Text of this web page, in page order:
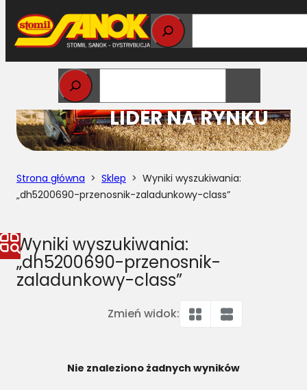
Przejdź
do
treści
STOMIL
LIDER NA RYNKU
Strona główna > Sklep > Wyniki wyszukiwania:
„dh5200690-przenosnik-zaladunkowy-class”
Wyniki wyszukiwania:
„dh5200690-przenosnik-
zaladunkowy-class”
Zmień widok:
Nie znaleziono żadnych wyników